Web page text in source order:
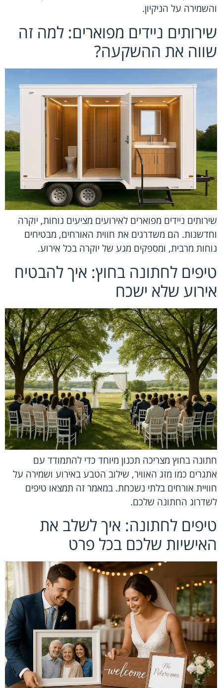
והשמירה על הניקיון.
שירותים ניידים מפוארים: למה זה
שווה את ההשקעה?
שירותים ניידים מפוארים לאירועים מציעים נוחות, יוקרה
וחדשנות. הם משדרגים את חווית האורחים, מבטיחים
נוחות מרבית, ומספקים מגע של יוקרה בכל אירוע.
טיפים לחתונה בחוץ: איך להבטיח
אירוע שלא ישכח
חתונה בחוץ מצריכה תכנון מיוחד כדי להתמודד עם
אתגרים כמו מזג האוויר, שילוב הטבע באירוע ושמירה על
חוויית אורחים בלתי נשכחת. במאמר זה תמצאו טיפים
לשדרוג החתונה שלכם.
טיפים לחתונה: איך לשלב את
האישיות שלכם בכל פרט